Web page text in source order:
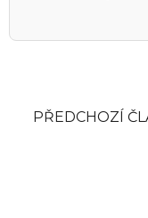
PŘEDCHOZÍ